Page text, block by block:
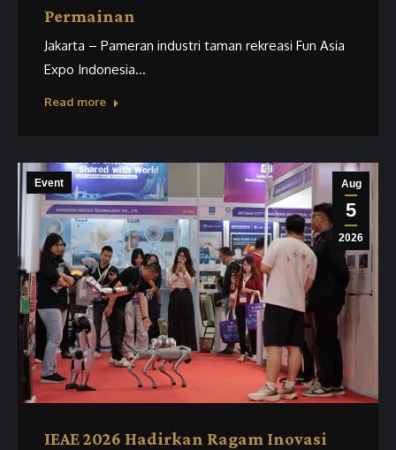
Permainan
Jakarta – Pameran industri taman rekreasi Fun Asia
Expo Indonesia…
Read more
Aug
5
2026
Event
IEAE 2026 Hadirkan Ragam Inovasi